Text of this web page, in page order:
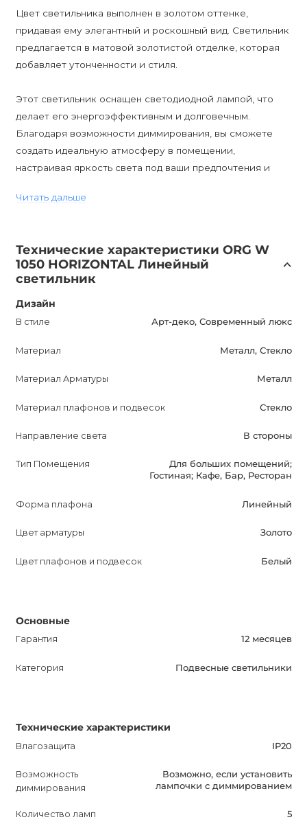
Цвет светильника выполнен в золотом оттенке,
придавая ему элегантный и роскошный вид. Светильник
предлагается в матовой золотистой отделке, которая
добавляет утонченности и стиля.
Этот светильник оснащен светодиодной лампой, что
делает его энергоэффективным и долговечным.
Благодаря возможности диммирования, вы сможете
создать идеальную атмосферу в помещении,
настраивая яркость света под ваши предпочтения и
Покупка ORG W 1050 HORIZONTAL подвесного
светильника принесет немало преимуществ. Он станет
прекрасным дополнением вашего интерьера, придавая
ему шик и элегантность. Вы сможете создать уютную и
Благодаря его энергоэффективности, вы сможете
значительно снизить расходы на электричество.
демонстрирует высокое качество и надежность
Подвесной светильник ORG W 1050 HORIZONTAL в
матовом золотистом цвете – идеальный выбор для тех,
Приобретите его сейчас и создайте уникальную
атмосферу в вашем помещении!
Читать дальше
Технические характеристики ORG W
1050 HORIZONTAL Линейный
светильник
Дизайн
В стиле Арт-деко, Современный люкс
Материал Металл, Стекло
Материал Арматуры Металл
Материал плафонов и подвесок Стекло
Направление света В стороны
Тип Помещения
Для больших помещений;
Гостиная; Кафе, Бар, Ресторан
Форма плафона Линейный
Цвет арматуры Золото
Цвет плафонов и подвесок Белый
Основные
Гарантия 12 месяцев
Категория Подвесные светильники
Технические характеристики
Влагозащита IP20
Возможность
диммирования
Возможно, если установить
лампочки с диммированием
Количество ламп 5